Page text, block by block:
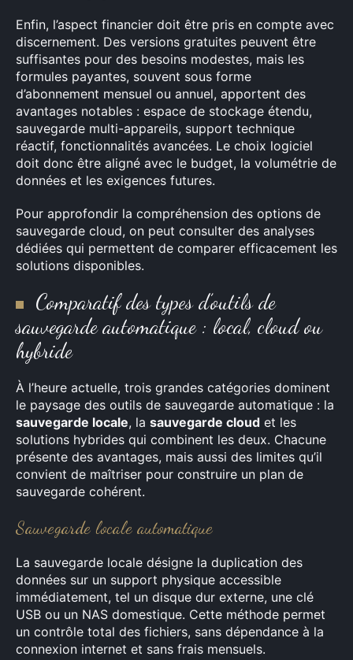
Enfin, l’aspect financier doit être pris en compte avec
discernement. Des versions gratuites peuvent être
suffisantes pour des besoins modestes, mais les
formules payantes, souvent sous forme
d’abonnement mensuel ou annuel, apportent des
avantages notables : espace de stockage étendu,
sauvegarde multi-appareils, support technique
réactif, fonctionnalités avancées. Le choix logiciel
doit donc être aligné avec le budget, la volumétrie de
données et les exigences futures.
Pour approfondir la compréhension des options de
sauvegarde cloud, on peut consulter des analyses
dédiées qui permettent de comparer efficacement les
solutions disponibles.
Comparatif des types d’outils de
sauvegarde automatique : local, cloud ou
hybride
À l’heure actuelle, trois grandes catégories dominent
le paysage des outils de sauvegarde automatique : la
sauvegarde locale, la sauvegarde cloud et les
solutions hybrides qui combinent les deux. Chacune
présente des avantages, mais aussi des limites qu’il
convient de maîtriser pour construire un plan de
sauvegarde cohérent.
Sauvegarde locale automatique
La sauvegarde locale désigne la duplication des
données sur un support physique accessible
immédiatement, tel un disque dur externe, une clé
USB ou un NAS domestique. Cette méthode permet
un contrôle total des fichiers, sans dépendance à la
connexion internet et sans frais mensuels.